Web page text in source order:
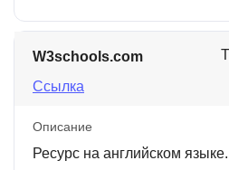
W3schools.com
Ссылка
Описание
Ресурс на английском